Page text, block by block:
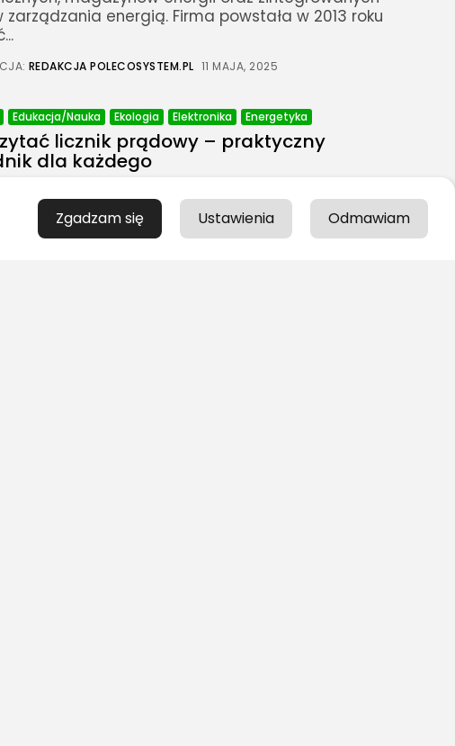
zarządzania energią. Firma powstała w 2013 roku
REDAKCJA POLECOSYSTEM.PL 11 MAJA, 2025
Edukacja/Nauka Ekologia Elektronika Energetyka
licznik prądowy – praktyczny
dla każdego
się, jak odczytać licznik prądowy, warto
jakim typem urządzenia masz do czynienia. W
dziś trzy główne rodzaje liczników energii
Liczniki indukcyjne (analogowe) To...
Zgadzam się Ustawienia Odmawiam